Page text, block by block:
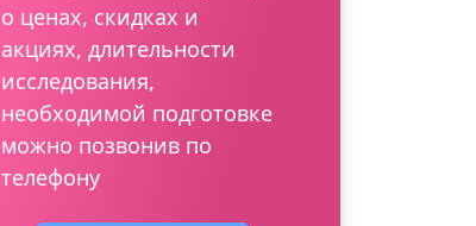
о ценах, скидках и
акциях, длительности
исследования,
необходимой подготовке
можно позвонив по
телефону